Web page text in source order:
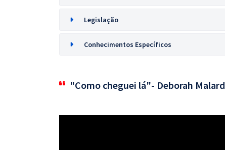
Legislação
Conhecimentos Específicos
"Como cheguei lá"- Deborah Malard